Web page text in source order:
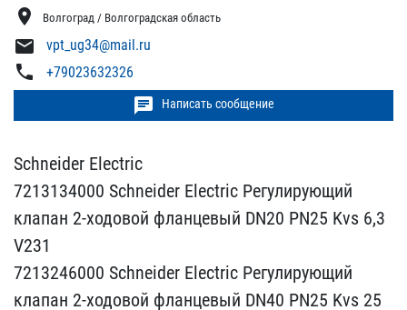
location_on Волгоград / Волгоградская область
mail vpt_ug34@mail.ru
phone +79023632326
chat Написать сообщение
Schneider Electric
72131​34000 Schneider Electric​ Регулирующий
клапан 2-х​одовой фланцевый DN20 PN​25 Kvs 6,3
V231
7213246​000 Schneider Electric Р​егулирующий
клапан 2-ход​овой фланцевый DN40 PN25​ Kvs 25